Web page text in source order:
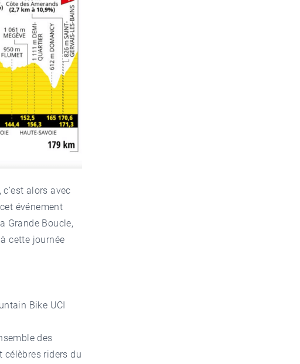
alors avec
événement
Grande Boucle,
cette journée
Bike UCI
des
riders du